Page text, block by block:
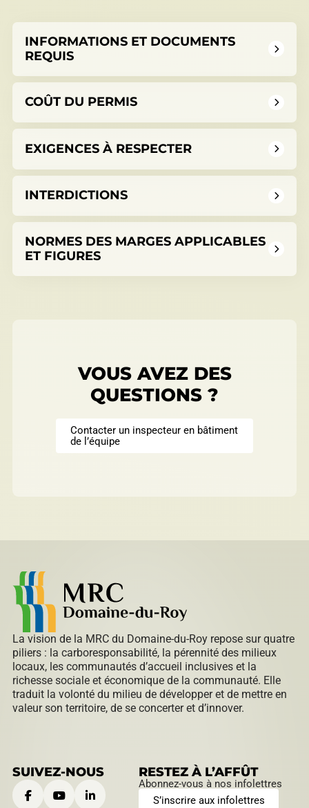
Fonds, programmes et appels de projets
Règlements, politiques, cadres, plans
Répertoire des entreprises
Villégiature
Vente pour non-paiement de taxes
INFORMATIONS ET DOCUMENTS
REQUIS
COÛT DU PERMIS
EXIGENCES À RESPECTER
INTERDICTIONS
NORMES DES MARGES APPLICABLES
ET FIGURES
VOUS AVEZ DES
QUESTIONS ?
Contacter un inspecteur en bâtiment
de l’équipe
La vision de la MRC du Domaine-du-Roy repose sur quatre
piliers : la carboresponsabilité, la pérennité des milieux
locaux, les communautés d’accueil inclusives et la
richesse sociale et économique de la communauté. Elle
traduit la volonté du milieu de développer et de mettre en
valeur son territoire, de se concerter et d’innover.
SUIVEZ-NOUS RESTEZ À L’AFFÛT
Abonnez-vous à nos infolettres
S’inscrire aux infolettres